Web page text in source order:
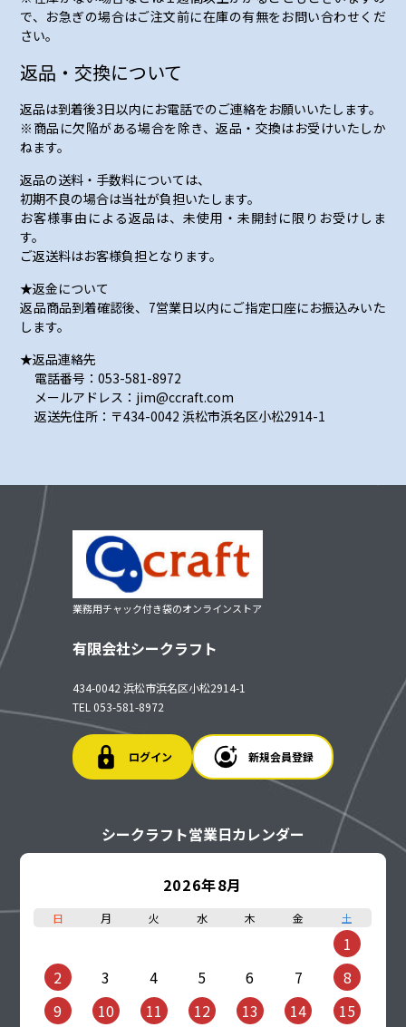
で、お急ぎの場合はご注文前に在庫の有無をお問い合わせくだ
さい。
返品・交換について
返品は到着後3日以内にお電話でのご連絡をお願いいたします。
※商品に欠陥がある場合を除き、返品・交換はお受けいたしか
ねます。
返品の送料・手数料については、
初期不良の場合は当社が負担いたします。
お客様事由による返品は、未使用・未開封に限りお受けしま
す。
ご返送料はお客様負担となります。
★返金について
返品商品到着確認後、7営業日以内にご指定口座にお振込みいた
します。
★返品連絡先
電話番号：053-581-8972
メールアドレス：jim@ccraft.com
返送先住所：〒434-0042 浜松市浜名区小松2914-1
業務用チャック付き袋のオンラインストア
有限会社シークラフト
434-0042 浜松市浜名区小松2914-1
TEL 053-581-8972
ログイン 新規会員登録
シークラフト営業日カレンダー
2026年8月
日 月 火 水 木 金 土
1
2
3 4 5 6 7
8
9
10 11 12 13 14
15